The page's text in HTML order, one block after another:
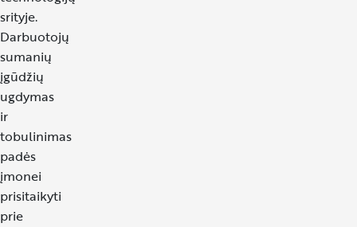
srityje.
Darbuotojų
sumanių
įgūdžių
ugdymas
ir
tobulinimas
padės
įmonei
prisitaikyti
prie